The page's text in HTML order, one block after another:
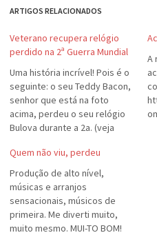
ARTIGOS RELACIONADOS
Veterano recupera relógio
perdido na 2ª Guerra Mundial
Uma história incrível! Pois é o
seguinte: o seu Teddy Bacon,
senhor que está na foto
acima, perdeu o seu relógio
Bulova durante a 2a. (veja
MUNDIAL, mais precisamente
em 1941, enquanto jogava
uma corda do navio que
estava trabalhando ao porto
de Gibraltar (maldita pulseira).
Inconformado,…
A
Quem não viu, perdeu
Produção de alto nível,
músicas e arranjos
sensacionais, músicos de
primeira. Me diverti muito,
muito mesmo. MUI-TO BOM!